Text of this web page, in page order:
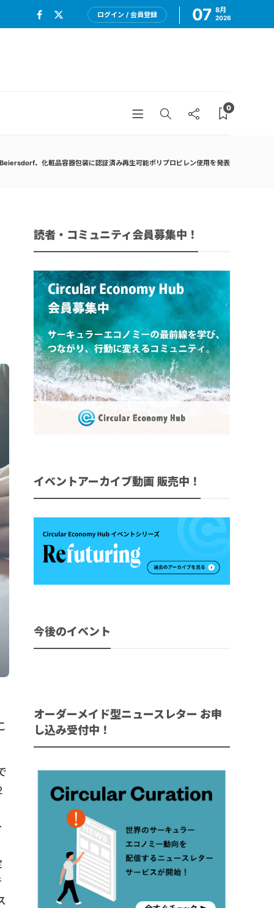
ログイン / 会員登録 07 8月
2026
0
、化粧品容器包装に認証済み再生可能ポリプロピレン使用を発表
読者・コミュニティ会員募集中！
イベントアーカイブ動画 販売中！
今後のイベント
オーダーメイド型ニュースレター お申
し込み受付中！